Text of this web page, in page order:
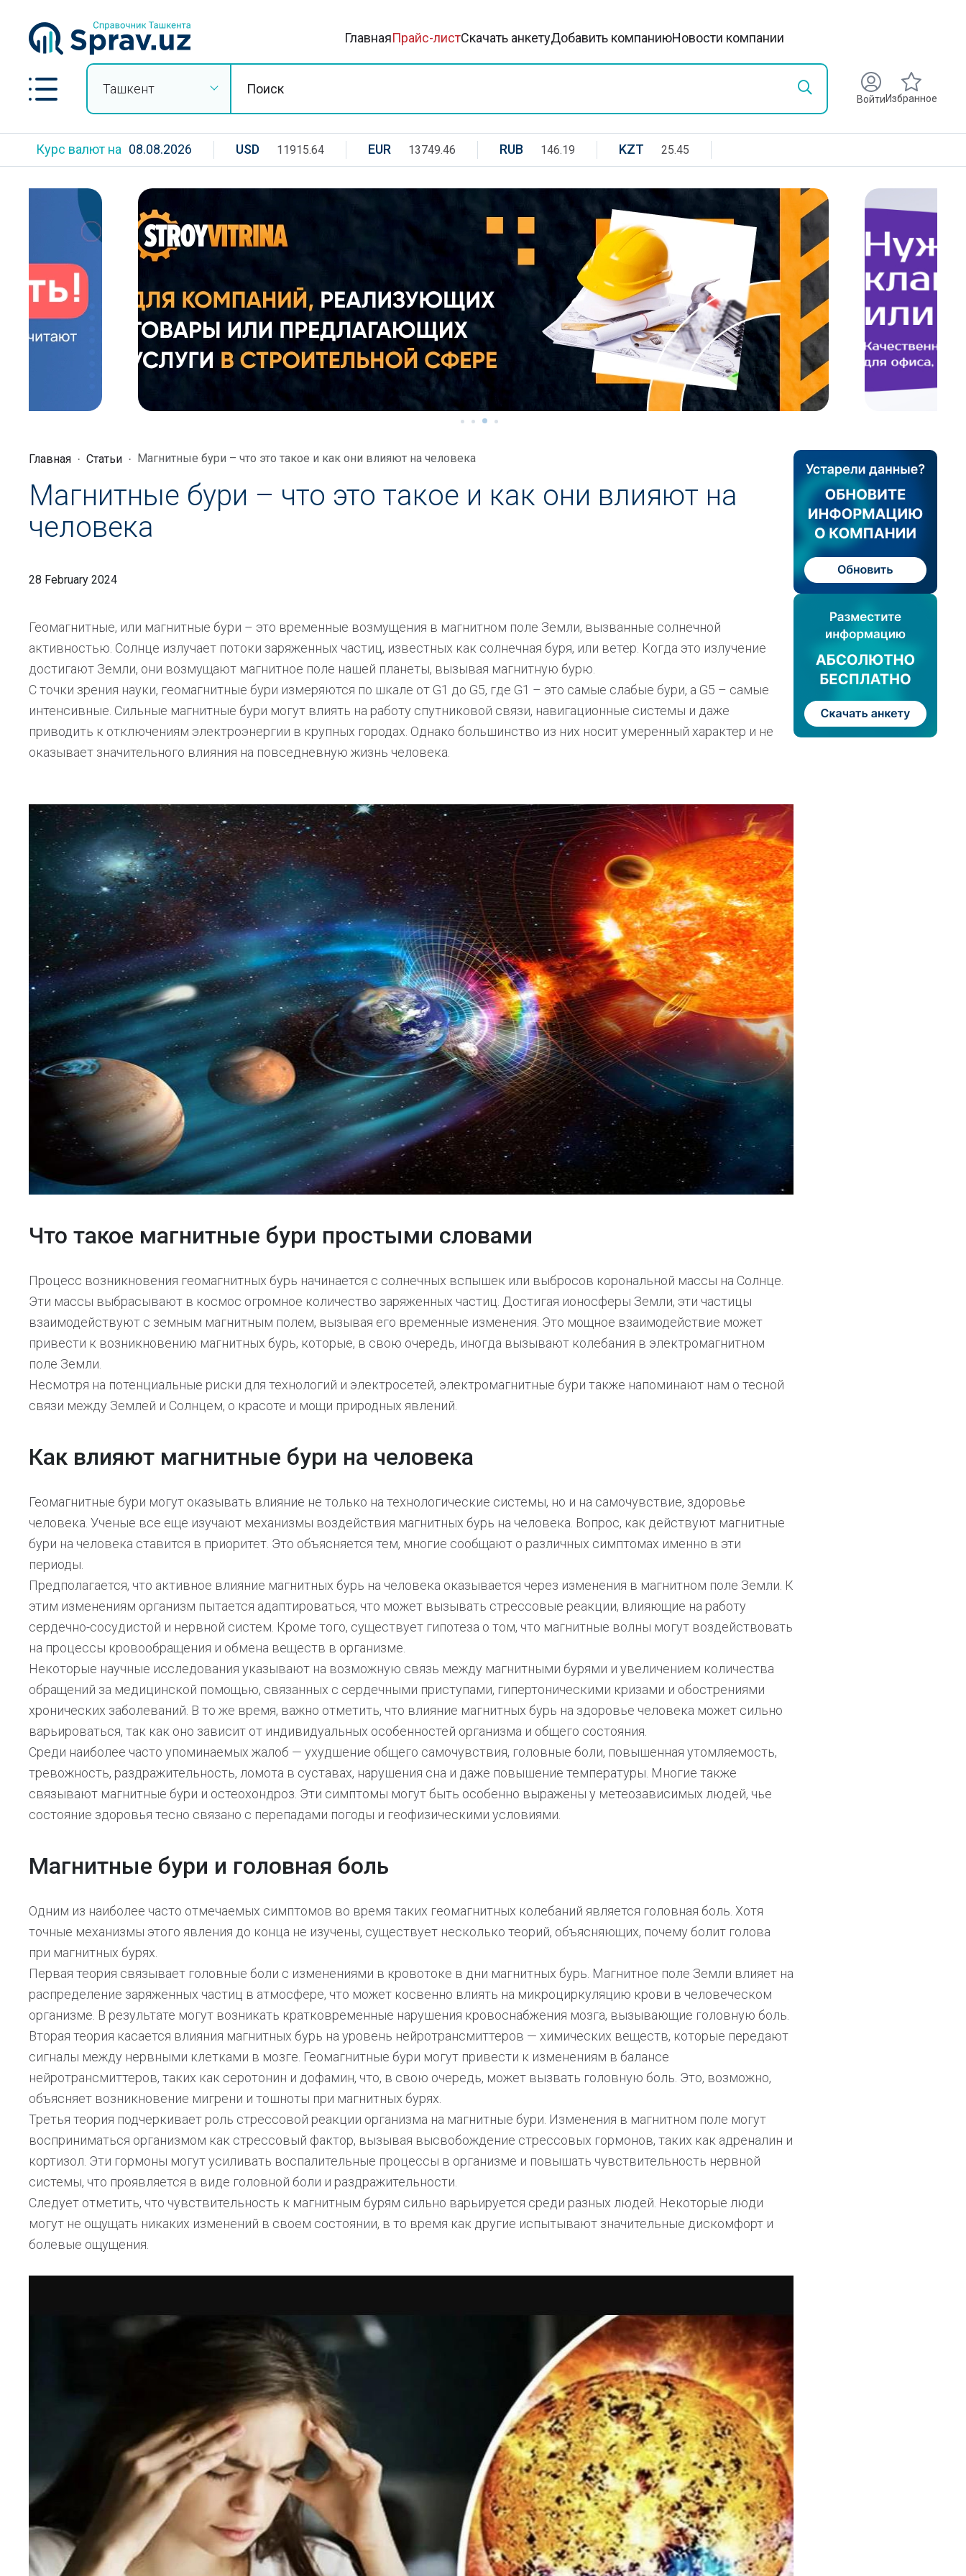
ГлавнаяПрайс-листСкачать анкетуДобавить компаниюНовости компании
Ташкент
ВойтиИзбранное
Курс валют на 08.08.2026 USD 11915.64 EUR 13749.46 RUB 146.19 KZT 25.45
Главная Статьи Магнитные бури – что это такое и как они влияют на человека
Магнитные бури – что это такое и как они влияют на
человека
28 February 2024
Геомагнитные, или магнитные бури – это временные возмущения в магнитном поле Земли, вызванные солнечной
активностью. Солнце излучает потоки заряженных частиц, известных как солнечная буря, или ветер. Когда это излучение
достигают Земли, они возмущают магнитное поле нашей планеты, вызывая магнитную бурю.
С точки зрения науки, геомагнитные бури измеряются по шкале от G1 до G5, где G1 – это самые слабые бури, а G5 – самые
интенсивные. Сильные магнитные бури могут влиять на работу спутниковой связи, навигационные системы и даже
приводить к отключениям электроэнергии в крупных городах. Однако большинство из них носит умеренный характер и не
оказывает значительного влияния на повседневную жизнь человека.
Что такое магнитные бури простыми словами
Процесс возникновения геомагнитных бурь начинается с солнечных вспышек или выбросов корональной массы на Солнце.
Эти массы выбрасывают в космос огромное количество заряженных частиц. Достигая ионосферы Земли, эти частицы
взаимодействуют с земным магнитным полем, вызывая его временные изменения. Это мощное взаимодействие может
привести к возникновению магнитных бурь, которые, в свою очередь, иногда вызывают колебания в электромагнитном
поле Земли.
Несмотря на потенциальные риски для технологий и электросетей, электромагнитные бури также напоминают нам о тесной
связи между Землей и Солнцем, о красоте и мощи природных явлений.
Как влияют магнитные бури на человека
Геомагнитные бури могут оказывать влияние не только на технологические системы, но и на самочувствие, здоровье
человека. Ученые все еще изучают механизмы воздействия магнитных бурь на человека. Вопрос, как действуют магнитные
бури на человека ставится в приоритет. Это объясняется тем, многие сообщают о различных симптомах именно в эти
периоды.
Предполагается, что активное влияние магнитных бурь на человека оказывается через изменения в магнитном поле Земли. К
этим изменениям организм пытается адаптироваться, что может вызывать стрессовые реакции, влияющие на работу
сердечно-сосудистой и нервной систем. Кроме того, существует гипотеза о том, что магнитные волны могут воздействовать
на процессы кровообращения и обмена веществ в организме.
Некоторые научные исследования указывают на возможную связь между магнитными бурями и увеличением количества
обращений за медицинской помощью, связанных с сердечными приступами, гипертоническими кризами и обострениями
хронических заболеваний. В то же время, важно отметить, что влияние магнитных бурь на здоровье человека может сильно
варьироваться, так как оно зависит от индивидуальных особенностей организма и общего состояния.
Среди наиболее часто упоминаемых жалоб — ухудшение общего самочувствия, головные боли, повышенная утомляемость,
тревожность, раздражительность, ломота в суставах, нарушения сна и даже повышение температуры. Многие также
связывают магнитные бури и остеохондроз. Эти симптомы могут быть особенно выражены у метеозависимых людей, чье
состояние здоровья тесно связано с перепадами погоды и геофизическими условиями.
Магнитные бури и головная боль
Одним из наиболее часто отмечаемых симптомов во время таких геомагнитных колебаний является головная боль. Хотя
точные механизмы этого явления до конца не изучены, существует несколько теорий, объясняющих, почему болит голова
при магнитных бурях.
Первая теория связывает головные боли с изменениями в кровотоке в дни магнитных бурь. Магнитное поле Земли влияет на
распределение заряженных частиц в атмосфере, что может косвенно влиять на микроциркуляцию крови в человеческом
организме. В результате могут возникать кратковременные нарушения кровоснабжения мозга, вызывающие головную боль.
Вторая теория касается влияния магнитных бурь на уровень нейротрансмиттеров — химических веществ, которые передают
сигналы между нервными клетками в мозге. Геомагнитные бури могут привести к изменениям в балансе
нейротрансмиттеров, таких как серотонин и дофамин, что, в свою очередь, может вызвать головную боль. Это, возможно,
объясняет возникновение мигрени и тошноты при магнитных бурях.
Третья теория подчеркивает роль стрессовой реакции организма на магнитные бури. Изменения в магнитном поле могут
восприниматься организмом как стрессовый фактор, вызывая высвобождение стрессовых гормонов, таких как адреналин и
кортизол. Эти гормоны могут усиливать воспалительные процессы в организме и повышать чувствительность нервной
системы, что проявляется в виде головной боли и раздражительности.
Следует отметить, что чувствительность к магнитным бурям сильно варьируется среди разных людей. Некоторые люди
могут не ощущать никаких изменений в своем состоянии, в то время как другие испытывают значительные дискомфорт и
болевые ощущения.